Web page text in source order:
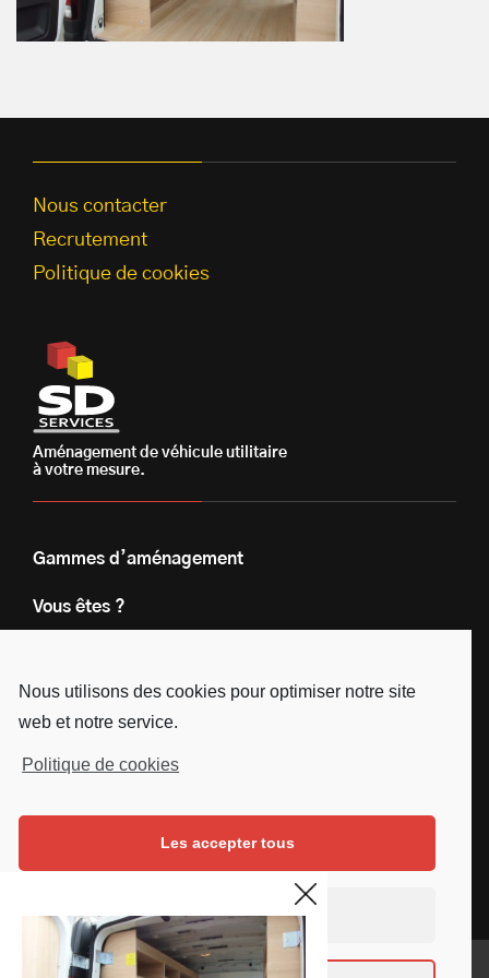
Nous utilisons des cookies pour optimiser notre site
web et notre service.
Politique de cookies
Les accepter tous
Continuer sans accepter
Nous contacter
Recrutement
Politique de cookies
Aménagement de véhicule utilitaire
à votre mesure.
Gammes d’aménagement
Vous êtes ?
Le groupe
Instagram
Linkedin
Youtube
Mentions légales